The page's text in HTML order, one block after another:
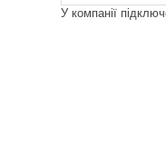
У компанії